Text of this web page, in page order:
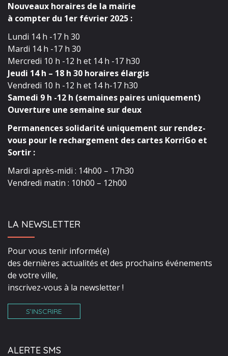
Nouveaux horaires de la mairie
à compter du 1er février 2025 :
Lundi 14 h -17 h 30
Mardi 14 h -17 h 30
Mercredi 10 h -12 h et 14 h -17 h30
Jeudi 14 h – 18 h 30 horaires élargis
Vendredi 10 h -12 h et 14 h-17 h30
Samedi 9 h -12 h (semaines paires uniquement)
Ouverture une semaine sur deux
Permanences solidarité uniquement sur rendez-
vous pour le rechargement des cartes KorriGo et
Sortir :
Mardi après-midi : 14h00 – 17h30
Vendredi matin : 10h00 – 12h00
LA NEWSLETTER
Pour vous tenir informé(e)
des dernières actualités et des prochains événements
de votre ville,
inscrivez-vous à la newsletter !
S’INSCRIRE
ALERTE SMS